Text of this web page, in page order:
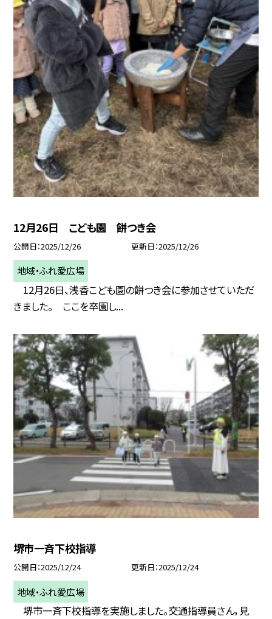
12月26日 こども園 餅つき会
公開日 2025/12/26 更新日 2025/12/26
地域・ふれ愛広場
12月26日、浅香こども園の餅つき会に参加させていただ
きました。 ここを卒園し...
堺市一斉下校指導
公開日 2025/12/24 更新日 2025/12/24
地域・ふれ愛広場
堺市一斉下校指導を実施しました。交通指導員さん，見